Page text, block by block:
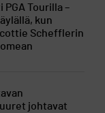
Tourilla –
kun
Schefflerin
johtavat